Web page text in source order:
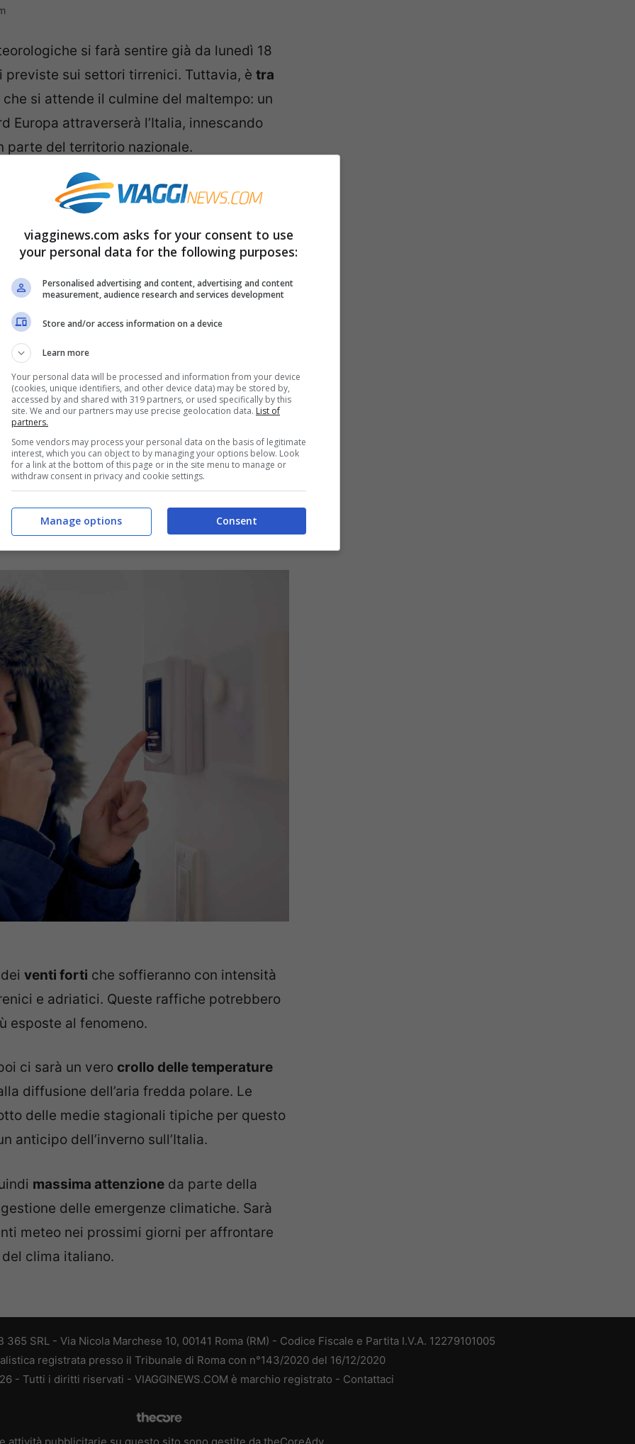
si farà sentire già da lunedì 18
sui settori tirrenici. Tuttavia, è tra
che si attende il culmine del maltempo: un
Europa attraverserà l’Italia, innescando
parte del territorio nazionale.
la formazione di unciclone molto
sinottica porterà alla
capaci di provocare alluvioni lampo , a
potrebbero cadere in pochissimo tempo.
martedì 19, mercoledì 20 e giovedì 21
al Nord-est (dove è previstaneve
Centro-Sud e alle due Isole maggiori. In
fino a oltre
100 litri d’acqua per
o problemi legati ai corsi d’acqua. Il terreno,
potrebbe non essere in grado di assorbire
venti forti che soffieranno con intensità
e adriatici. Queste raffiche potrebbero
esposte al fenomeno.
ci sarà un vero crollo delle temperature
diffusione dell’aria fredda polare. Le
delle medie stagionali tipiche per questo
anticipo dell’inverno sull’Italia.
massima attenzione da parte della
delle emergenze climatiche. Sarà
meteo nei prossimi giorni per affrontare
clima italiano.
SRL - Via Nicola Marchese 10, 00141 Roma (RM) - Codice Fiscale e Partita I.V.A. 12279101005
registrata presso il Tribunale di Roma con n°143/2020 del 16/12/2020
- Tutti i diritti riservati - VIAGGINEWS.COM è marchio registrato - Contattaci
viagginews.com asks for your consent to use
your personal data for the following purposes:
Personalised advertising and content, advertising and content
measurement, audience research and services development
Store and/or access information on a device
Learn more
Your personal data will be processed and information from your device
(cookies, unique identifiers, and other device data) may be stored by,
accessed by and shared with 319 partners, or used specifically by this
site. We and our partners may use precise geolocation data. List of
partners.
Some vendors may process your personal data on the basis of legitimate
interest, which you can object to by managing your options below. Look
for a link at the bottom of this page or in the site menu to manage or
withdraw consent in privacy and cookie settings.
Consent
Manage options